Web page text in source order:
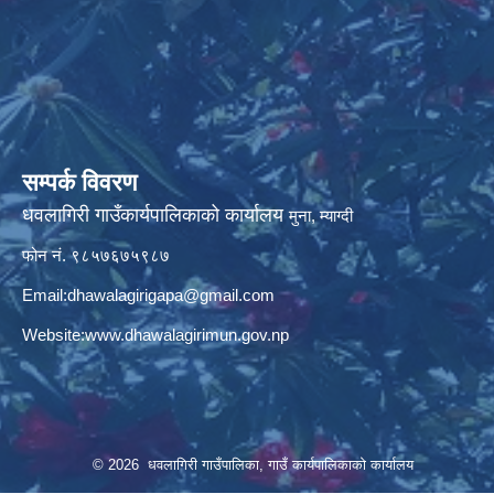
सम्पर्क विवरण
धवलागिरी गाउँकार्यपालिकाको कार्यालयमुना, म्याग्दी
फोन नं. ९८५७६७५९८७
Email:dhawalagirigapa@gmail.com
Website:www.dhawalagirimun.gov.np
© 2026 धवलागिरी गाउँपालिका, गाउँ कार्यपालिकाको कार्यालय